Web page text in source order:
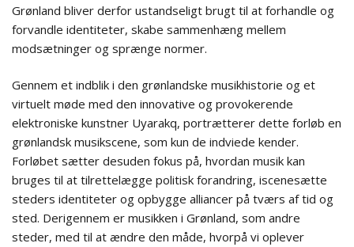
Grønland bliver derfor ustandseligt brugt til at forhandle og
forvandle identiteter, skabe sammenhæng mellem
modsætninger og sprænge normer.
Gennem et indblik i den grønlandske musikhistorie og et
virtuelt møde med den innovative og provokerende
elektroniske kunstner Uyarakq, portrætterer dette forløb en
grønlandsk musikscene, som kun de indviede kender.
Forløbet sætter desuden fokus på, hvordan musik kan
bruges til at tilrettelægge politisk forandring, iscenesætte
steders identiteter og opbygge alliancer på tværs af tid og
sted. Derigennem er musikken i Grønland, som andre
steder, med til at ændre den måde, hvorpå vi oplever